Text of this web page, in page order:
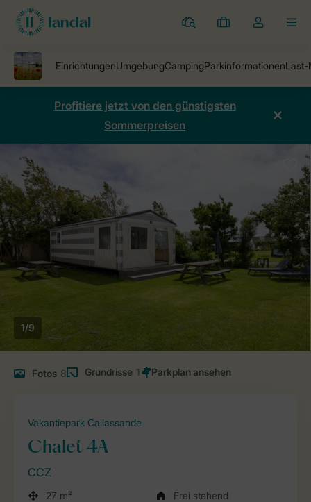
Ferienparks
Meine
Dropdown-
öffnen
Profitiere jetzt von den günstigsten
Sommerpreisen
1/9
Fotos 8 Grundrisse 1
Vakantiepark Callassande
Chalet 4A
CCZ
27 m²
Frei stehend